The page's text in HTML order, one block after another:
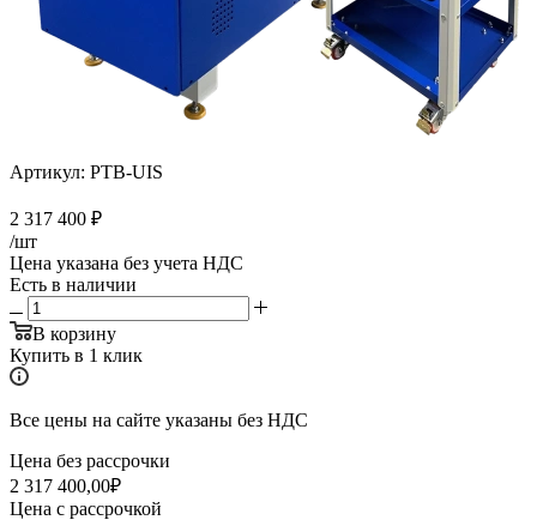
Артикул: PTB-UIS
2 317 400 ₽
/шт
Цена указана без учета НДС
Есть в наличии
В корзину
Купить в 1 клик
Все цены на сайте указаны без НДС
Цена без рассрочки
2 317 400,00₽
Цена с рассрочкой